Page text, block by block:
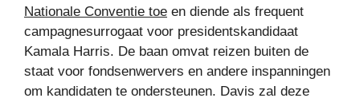
Nationale Conventie toe en diende als frequent
campagnesurrogaat voor presidentskandidaat
Kamala Harris. De baan omvat reizen buiten de
staat voor fondsenwervers en andere inspanningen
om kandidaten te ondersteunen. Davis zal deze